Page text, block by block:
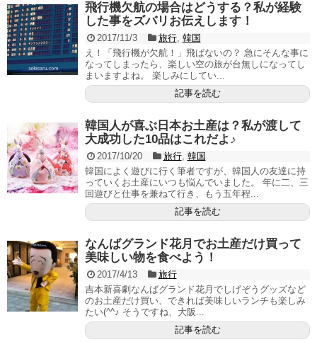
飛行機欠航の場合はどうする？私が経験
した事をズバリお伝えします！
2017/11/3 旅行, 韓国
え！「飛行機が欠航！」飛ばないの？ 急にそんな事に
なってしまったら、楽しい空の旅が台無しになってし
まいますよね。 楽しみにしてい...
記事を読む
韓国人が喜ぶ日本お土産は？私が渡して
大成功した10品はこれだよ♪
2017/10/20 旅行, 韓国
韓国によく遊びに行く筆者ですが、韓国人の友達に持
っていくお土産にいつも悩んでいました。 年に二、三
回遊びと仕事を兼ねて行き、もう五年程...
記事を読む
なんばグランド花月でお土産だけ買って
美味しい物を食べよう！
2017/4/13
旅行
吉本新喜劇なんばグランド花月でしげぞうグッズなど
のお土産だけ買い、できれば美味しいランチも楽しみ
たい(^^♪ そうですね、大阪...
記事を読む